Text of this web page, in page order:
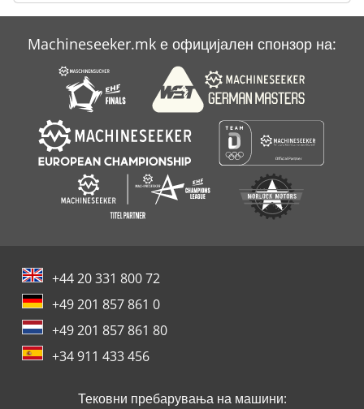
Machineseeker.mk е официјален спонзор на:
+44 20 331 800 72
+49 201 857 861 0
+49 201 857 861 80
+34 911 433 456
Тековни пребарувања на машини: